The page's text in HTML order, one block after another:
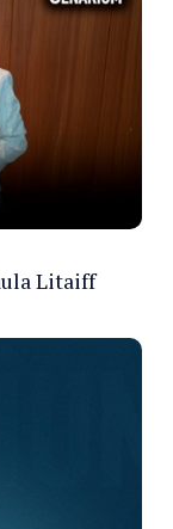
Litaiff